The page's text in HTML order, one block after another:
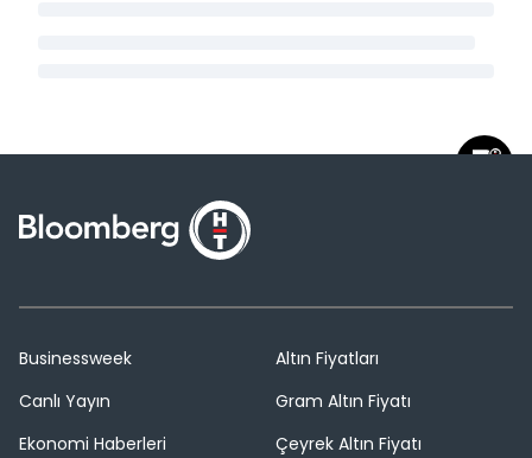
Businessweek
Canlı Yayın
Ekonomi Haberleri
Altın Fiyatları
Gram Altın Fiyatı
Çeyrek Altın Fiyatı